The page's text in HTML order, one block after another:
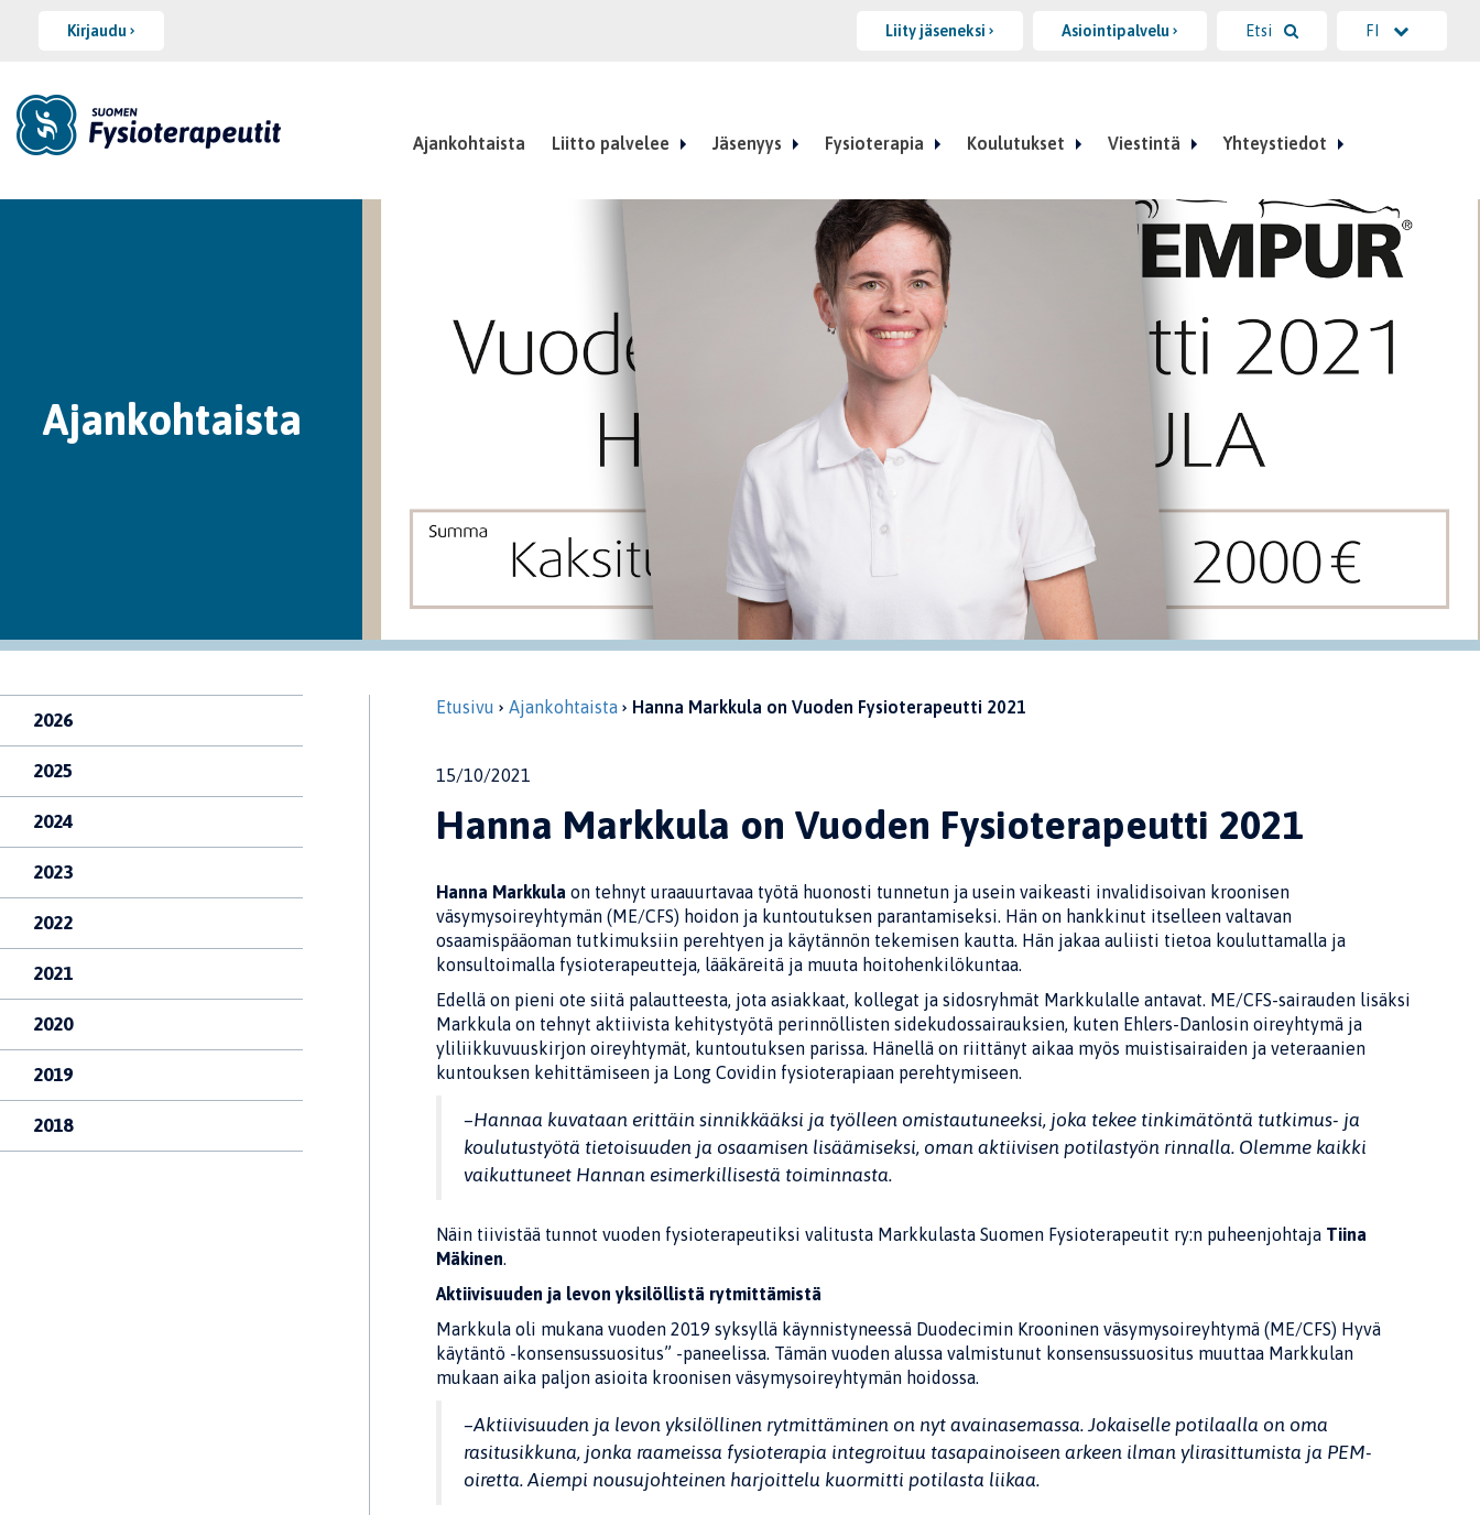
Kirjaudu Liity jäseneksi Asiointipalvelu Etsi FI
Ajankohtaista Liitto palvelee Jäsenyys Fysioterapia Koulutukset Viestintä Yhteystiedot
Ajankohtaista
2026
2025
2024
2023
2022
2021
2020
2019
2018
Etusivu Ajankohtaista Hanna Markkula on Vuoden Fysioterapeutti 2021
15/10/2021
Hanna Markkula on Vuoden Fysioterapeutti 2021
Hanna Markkula on tehnyt uraauurtavaa työtä huonosti tunnetun ja usein vaikeasti invalidisoivan kroonisen
väsymysoireyhtymän (ME/CFS) hoidon ja kuntoutuksen parantamiseksi. Hän on hankkinut itselleen valtavan
osaamispääoman tutkimuksiin perehtyen ja käytännön tekemisen kautta. Hän jakaa auliisti tietoa kouluttamalla ja
konsultoimalla fysioterapeutteja, lääkäreitä ja muuta hoitohenkilökuntaa.
Edellä on pieni ote siitä palautteesta, jota asiakkaat, kollegat ja sidosryhmät Markkulalle antavat. ME/CFS-sairauden lisäksi
Markkula on tehnyt aktiivista kehitystyötä perinnöllisten sidekudossairauksien, kuten Ehlers-Danlosin oireyhtymä ja
yliliikkuvuuskirjon oireyhtymät, kuntoutuksen parissa. Hänellä on riittänyt aikaa myös muistisairaiden ja veteraanien
kuntouksen kehittämiseen ja Long Covidin fysioterapiaan perehtymiseen.
–Hannaa kuvataan erittäin sinnikkääksi ja työlleen omistautuneeksi, joka tekee tinkimätöntä tutkimus- ja
koulutustyötä tietoisuuden ja osaamisen lisäämiseksi, oman aktiivisen potilastyön rinnalla. Olemme kaikki
vaikuttuneet Hannan esimerkillisestä toiminnasta.
Näin tiivistää tunnot vuoden fysioterapeutiksi valitusta Markkulasta Suomen Fysioterapeutit ry:n puheenjohtaja Tiina
Mäkinen.
Aktiivisuuden ja levon yksilöllistä rytmittämistä
Markkula oli mukana vuoden 2019 syksyllä käynnistyneessä Duodecimin Krooninen väsymysoireyhtymä (ME/CFS) Hyvä
käytäntö -konsensussuositus” -paneelissa. Tämän vuoden alussa valmistunut konsensussuositus muuttaa Markkulan
mukaan aika paljon asioita kroonisen väsymysoireyhtymän hoidossa.
–Aktiivisuuden ja levon yksilöllinen rytmittäminen on nyt avainasemassa. Jokaiselle potilaalla on oma
rasitusikkuna, jonka raameissa fysioterapia integroituu tasapainoiseen arkeen ilman ylirasittumista ja PEM-
oiretta. Aiempi nousujohteinen harjoittelu kuormitti potilasta liikaa.